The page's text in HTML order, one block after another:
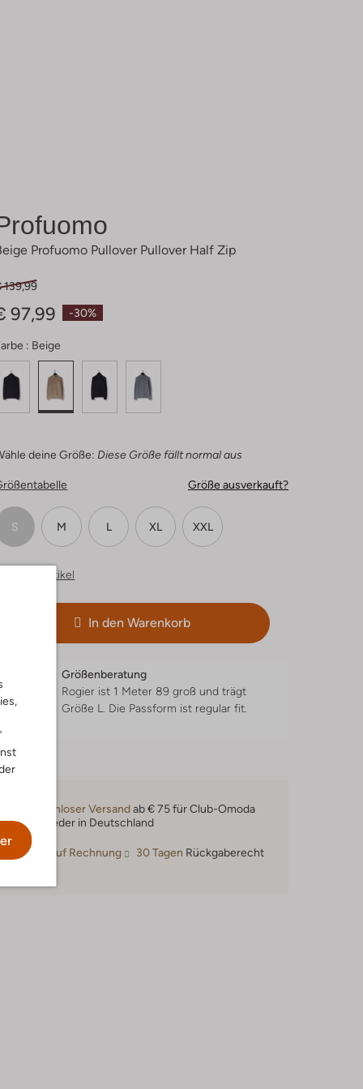
Profuomo Pullover Pullover Half Zip
-30%
139,99
97,99
: Beige
deine Größe: Diese Größe fällt normal aus
Größe ausverkauft?
S M L XL XXL
Artikel
In den Warenkorb
Größenberatung
Rogier ist 1 Meter 89 groß und trägt
Größe L. Die Passform ist regular fit.
Kostenloser Versandab € 75 für Club-Omoda
Mitglieder in Deutschland
Kauf auf Rechnung 30 Tagen Rückgaberecht